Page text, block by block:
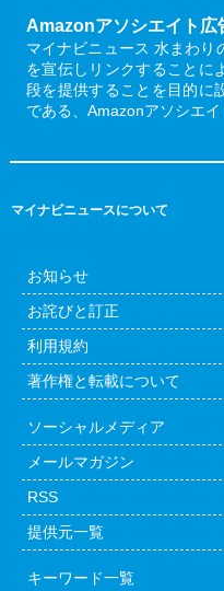
Amazonアソシエイト広
マイナビニュース 水まわり
を宣伝しリンクすることに
段を提供することを目的に
である、Amazonアソシエイ
マイナビニュースについて
お知らせ
お詫びと訂正
利用規約
著作権と転載について
ソーシャルメディア
メールマガジン
RSS
提供元一覧
キーワード一覧